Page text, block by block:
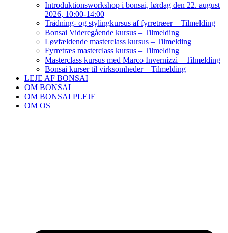
Introduktionsworkshop i bonsai, lørdag den 22. august
2026, 10:00-14:00
Trådning- og stylingkursus af fyrretræer – Tilmelding
Bonsai Videregående kursus – Tilmelding
Løvfældende masterclass kursus – Tilmelding
Fyrretræs masterclass kursus – Tilmelding
Masterclass kursus med Marco Invernizzi – Tilmelding
Bonsai kurser til virksomheder – Tilmelding
LEJE AF BONSAI
OM BONSAI
OM BONSAI PLEJE
OM OS